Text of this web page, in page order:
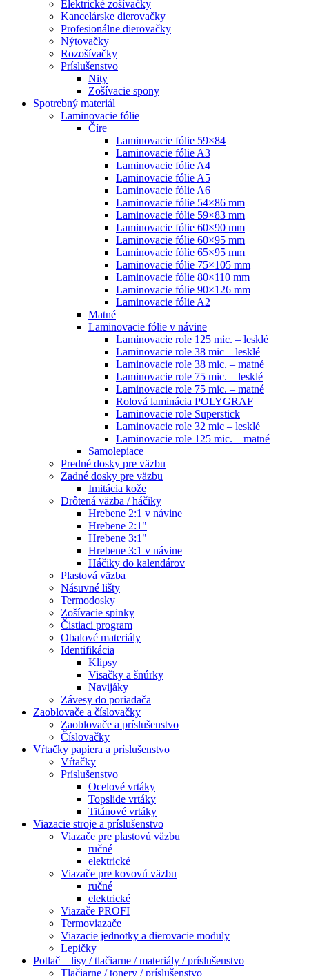
Elektrické zošívačky
Kancelárske dierovačky
Profesionálne dierovačky
Nýtovačky
Rozošívačky
Príslušenstvo
Nity
Zošívacie spony
Spotrebný materiál
Laminovacie fólie
Číre
Laminovacie fólie 59×84
Laminovacie fólie A3
Laminovacie fólie A4
Laminovacie fólie A5
Laminovacie fólie A6
Laminovacie fólie 54×86 mm
Laminovacie fólie 59×83 mm
Laminovacie fólie 60×90 mm
Laminovacie fólie 60×95 mm
Laminovacie fólie 65×95 mm
Laminovacie fólie 75×105 mm
Laminovacie fólie 80×110 mm
Laminovacie fólie 90×126 mm
Laminovacie fólie A2
Matné
Laminovacie fólie v návine
Laminovacie role 125 mic. – lesklé
Laminovacie role 38 mic – lesklé
Laminovacie role 38 mic. – matné
Laminovacie role 75 mic. – lesklé
Laminovacie role 75 mic. – matné
Rolová laminácia POLYGRAF
Laminovacie role Superstick
Laminovacie role 32 mic – lesklé
Laminovacie role 125 mic. – matné
Samolepiace
Predné dosky pre väzbu
Zadné dosky pre väzbu
Imitácia kože
Drôtená väzba / háčiky
Hrebene 2:1 v návine
Hrebene 2:1"
Hrebene 3:1"
Hrebene 3:1 v návine
Háčiky do kalendárov
Plastová väzba
Násuvné lišty
Termodosky
Zošívacie spinky
Čistiaci program
Obalové materiály
Identifikácia
Klipsy
Visačky a šnúrky
Navijáky
Závesy do poriadača
Zaoblovače a číslovačky
Zaoblovače a príslušenstvo
Číslovačky
Vŕtačky papiera a príslušenstvo
Vŕtačky
Príslušenstvo
Ocelové vrtáky
Topslide vrtáky
Titánové vrtáky
Viazacie stroje a príslušenstvo
Viazače pre plastovú väzbu
ručné
elektrické
Viazače pre kovovú väzbu
ručné
elektrické
Viazače PROFI
Termoviazače
Viazacie jednotky a dierovacie moduly
Lepičky
Potlač – lisy / tlačiarne / materiály / príslušenstvo
Tlačiarne / tonery / príslušenstvo